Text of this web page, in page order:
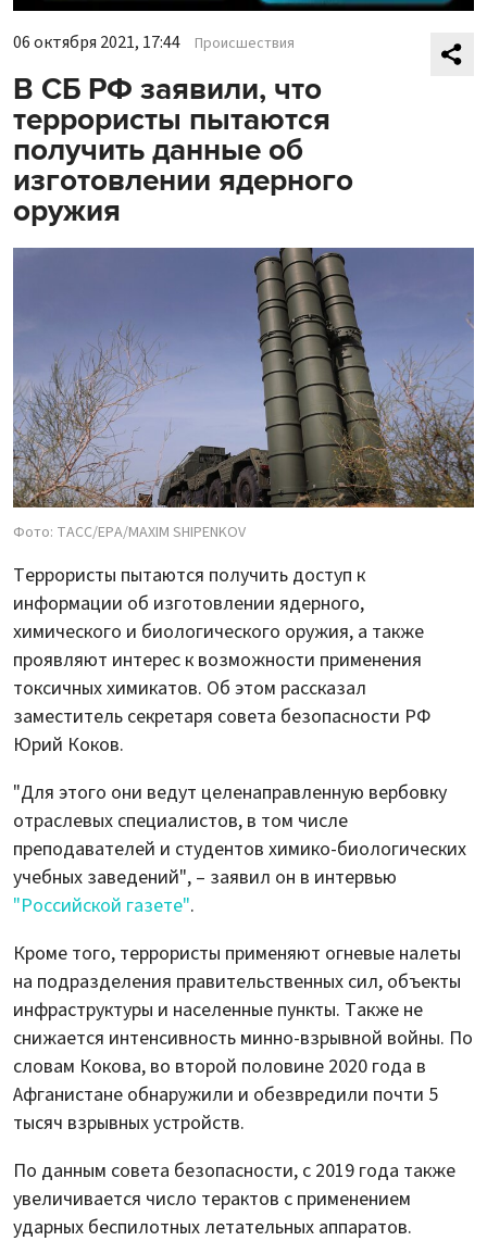
06 октября 2021, 17:44 Происшествия
В СБ РФ заявили, что
террористы пытаются
получить данные об
изготовлении ядерного
оружия
Фото: ТАСС/EPA/MAXIM SHIPENKOV
Террористы пытаются получить доступ к
информации об изготовлении ядерного,
химического и биологического оружия, а также
проявляют интерес к возможности применения
токсичных химикатов. Об этом рассказал
заместитель секретаря совета безопасности РФ
Юрий Коков.
"Для этого они ведут целенаправленную вербовку
отраслевых специалистов, в том числе
преподавателей и студентов химико-биологических
учебных заведений", – заявил он в интервью
"Российской газете".
Кроме того, террористы применяют огневые налеты
на подразделения правительственных сил, объекты
инфраструктуры и населенные пункты. Также не
снижается интенсивность минно-взрывной войны. По
словам Кокова, во второй половине 2020 года в
Афганистане обнаружили и обезвредили почти 5
тысяч взрывных устройств.
По данным совета безопасности, с 2019 года также
увеличивается число терактов с применением
ударных беспилотных летательных аппаратов.